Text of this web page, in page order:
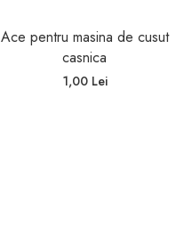
Ace pentru masina de cusut
casnica
1,00 Lei